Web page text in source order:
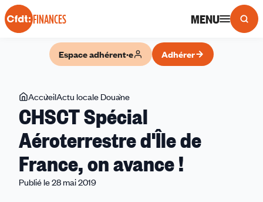
Panneau de gestion des cookies
FINANCES MENU
Espace adhérent·e Adhérer
Vous
êtes
ici
AccueilActu locale Douane
Spécial
Aéroterrestre
d'Île
de
France,
CHSCT Spécial
Aéroterrestre d'Île de
France, on avance !
Publié le 28 mai 2019